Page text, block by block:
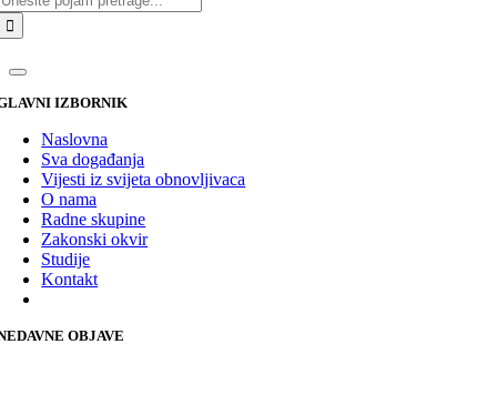
IZBORNIK
Naslovna
Sva događanja
Vijesti iz svijeta obnovljivaca
O nama
Radne skupine
Zakonski okvir
Studije
Kontakt
OBJAVE